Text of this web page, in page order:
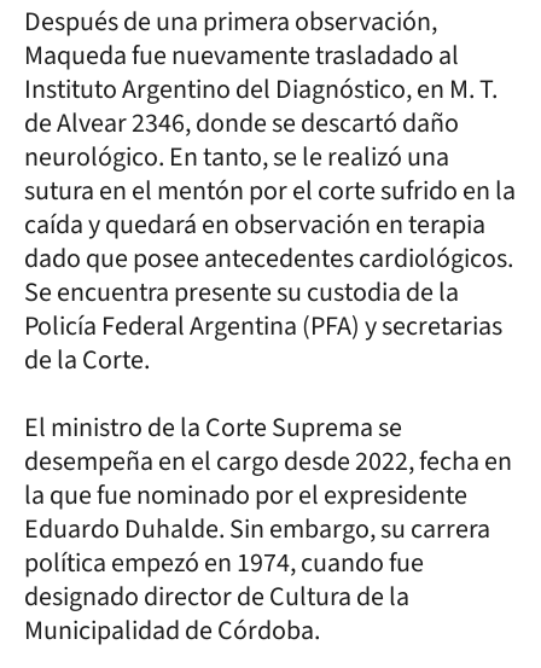
Después de una primera observación,
Maqueda fue nuevamente trasladado al
Instituto Argentino del Diagnóstico, en M. T.
de Alvear 2346, donde se descartó daño
neurológico. En tanto, se le realizó una
sutura en el mentón por el corte sufrido en la
caída y quedará en observación en terapia
dado que posee antecedentes cardiológicos.
Se encuentra presente su custodia de la
Policía Federal Argentina (PFA) y secretarias
de la Corte.
El ministro de la Corte Suprema se
desempeña en el cargo desde 2022, fecha en
la que fue nominado por el expresidente
Eduardo Duhalde. Sin embargo, su carrera
política empezó en 1974, cuando fue
designado director de Cultura de la
Municipalidad de Córdoba.